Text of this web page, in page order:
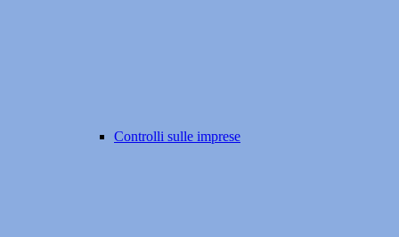
Controlli sulle imprese